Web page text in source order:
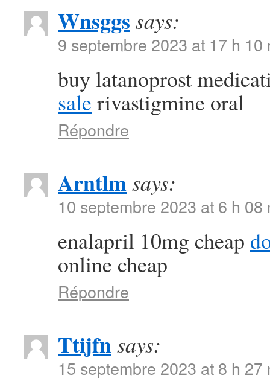
Wnsggs says:
9 septembre 2023 at 17 h 10
buy latanoprost
sale rivastigmine oral
Répondre
Arntlmsays:
10 septembre 2023 at 6 h 08
enalapril 10mg cheap
online cheap
Répondre
Ttijfnsays:
15 septembre 2023 at 8 h 27